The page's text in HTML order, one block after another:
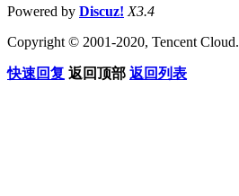
Powered by Discuz! X3.4
Copyright © 2001-2020, Tencent Cloud.
快速回复 返回顶部 返回列表